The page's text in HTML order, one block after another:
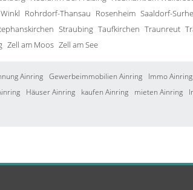
Rohrdorf-Thansau Rosenheim Saaldorf-
Straubing Taufkirchen Traunreut
Zell am Moos Zell am See
Ainring Gewerbeimmobilien Ainring Immo Ainring
Häuser Ainring kaufen Ainring mieten Ainring